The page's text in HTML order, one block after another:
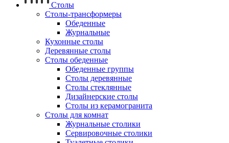
Столы
Столы-трансформеры
Обеденные
Журнальные
Кухонные столы
Деревянные столы
Столы обеденные
Обеденные группы
Столы деревянные
Столы стеклянные
Дизайнерские столы
Столы из керамогранита
Столы для комнат
Журнальные столики
Сервировочные столики